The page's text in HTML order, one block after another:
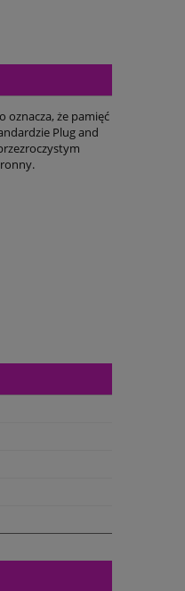
oznacza, że pamięć
Plug and